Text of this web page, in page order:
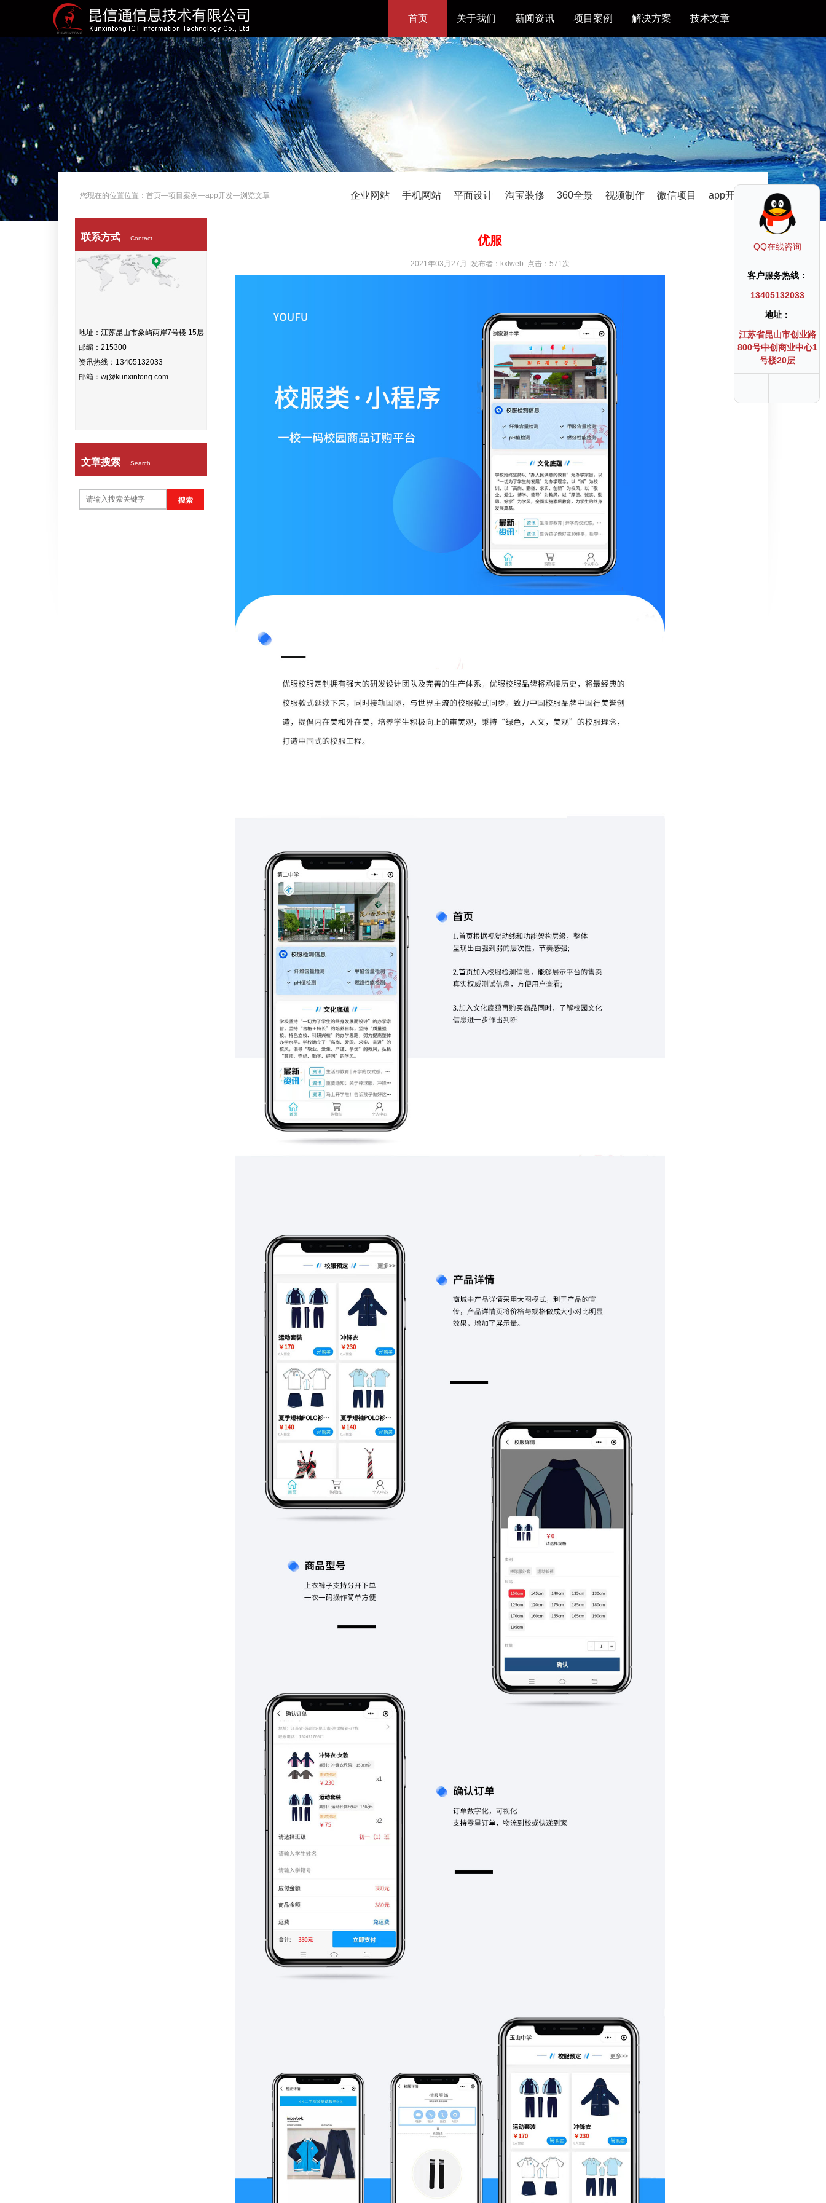
首页 关于我们 新闻资讯 项目案例 解决方案 技术文章
企业网站 手机网站 平面设计 淘宝装修 360全景 视频制作 微信项目 app开发
您现在的位置位置： 首页—项目案例 —app开发—浏览文章
联系方式 Contact
地址：江苏昆山市象屿两岸7号楼 15层
邮编：215300
资讯热线：13405132033
邮箱：wj@kunxintong.com
文章搜索 Search
搜索
优服
2021年03月27月 |发布者：kxtweb 点击： 571次
QQ在线咨询
客户服务热线：
13405132033
地址：
江苏省昆山市创业路
800号中创商业中心1
号楼20层